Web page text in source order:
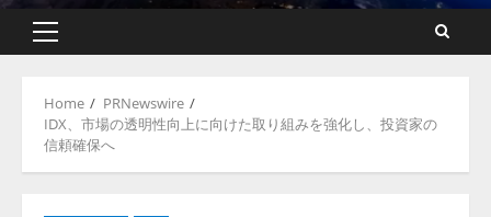
Primary
Home
PRNewswire
IDX、市場の透明性向上に向けた取り組みを強化し、投資家の
信頼確保へ